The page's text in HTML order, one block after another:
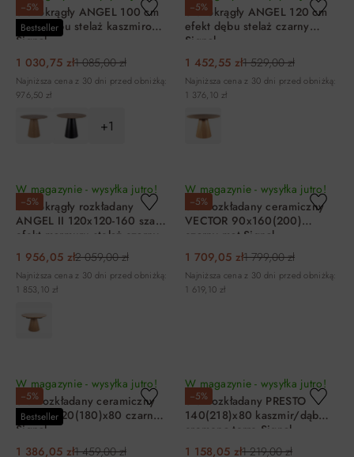
−5%
Bestseller
Stół okrągły ANGEL 100 cm
efekt dębu stelaż kaszmirowy
Signal
1 030,75 zł1 085,00 zł
Najniższa cena z 30 dni przed obniżką:
976,50 zł
+1
−5%
Stół okrągły ANGEL 120 cm
efekt dębu stelaż czarny
Signal
1 452,55 zł1 529,00 zł
Najniższa cena z 30 dni przed obniżką:
1 376,10 zł
−5%
W magazynie - wysyłka jutro!
Stół okrągły rozkładany
ANGEL II 120x120-160 szary
efekt marmuru stelaż czarny
Signal
1 956,05 zł2 059,00 zł
Najniższa cena z 30 dni przed obniżką:
1 853,10 zł
−5%
W magazynie - wysyłka jutro!
Stół rozkładany ceramiczny
VECTOR 90x160(200)
czarny mat Signal
1 709,05 zł1 799,00 zł
Najniższa cena z 30 dni przed obniżką:
1 619,10 zł
−5%
Bestseller
W magazynie - wysyłka jutro!
Stół rozkładany ceramiczny
SENTO 120(180)x80 czarny
Signal
1 386,05 zł1 459,00 zł
−5%
W magazynie - wysyłka jutro!
Stół rozkładany PRESTO
140(218)x80 kaszmir/dąb
cremona torro Signal
1 158,05 zł1 219,00 zł